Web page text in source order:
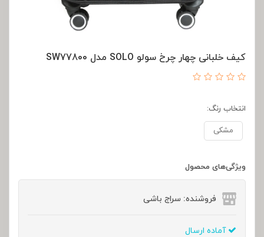
کیف خلبانی چهار چرخ سولو SOLO مدل SW77800
انتخاب رنگ:
مشکی
ویژگی‌های محصول
فروشنده: سراج باشی
آماده ارسال